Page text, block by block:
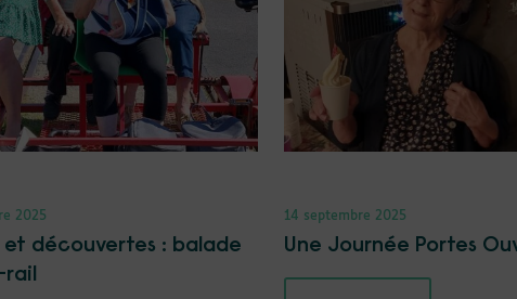
2025
et découvertes : balade
14 septembre 2025
Une Journée Portes